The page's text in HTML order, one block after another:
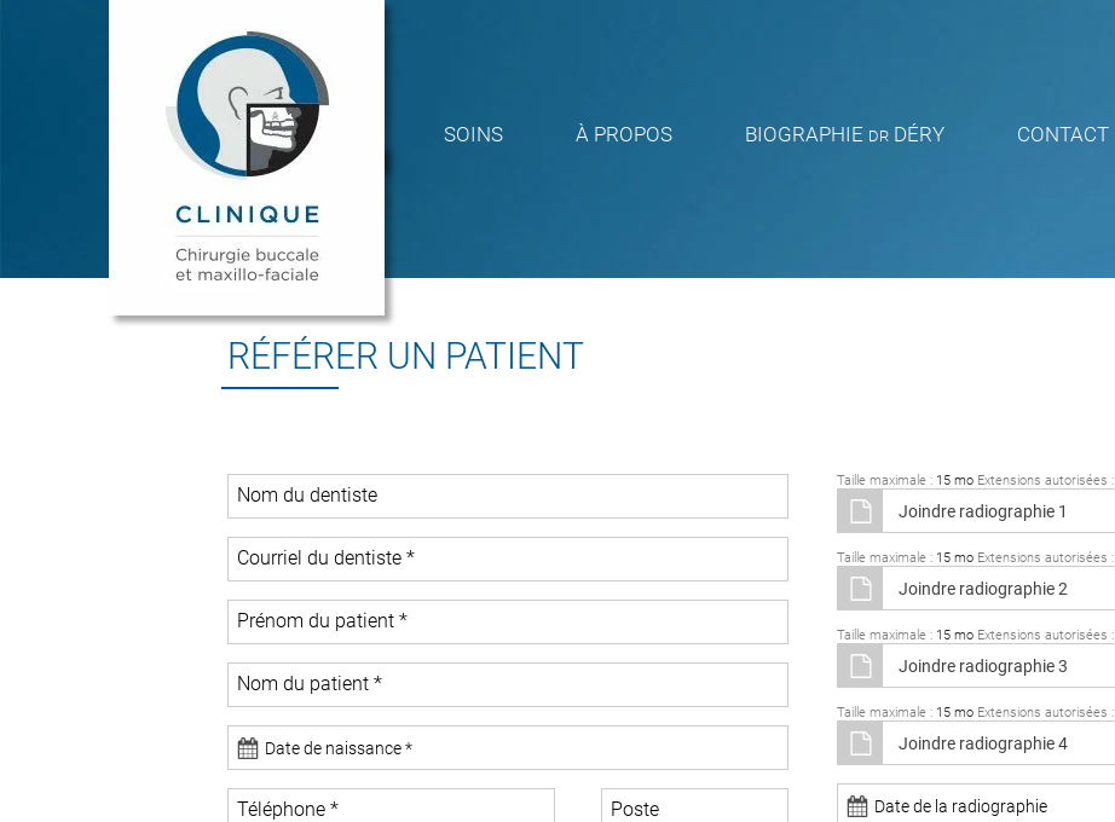
SOINS À PROPOS BIOGRAPHIE DR DÉRY CONTACT
RÉFÉRER UN PATIENT
Nom du dentiste
Courriel du dentiste *
Prénom du patient *
Nom du patient *
Téléphone * Poste
Taille maximale : 15 mo Extensions autorisées :
Taille maximale : 15 mo Extensions autorisées :
Taille maximale : 15 mo Extensions autorisées :
Taille maximale : 15 mo Extensions autorisées :